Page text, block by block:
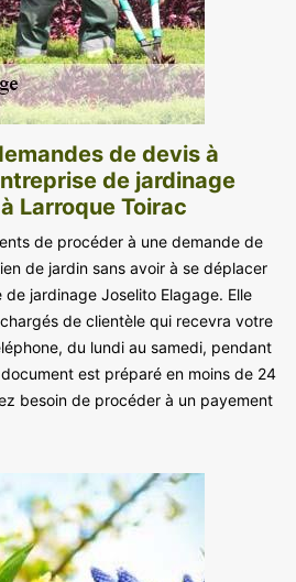
de devis à
de jardinage
Larroque Toirac
de procéder à une demande de
de jardin sans avoir à se déplacer
de jardinage Joselito Elagage. Elle
de clientèle qui recevra votre
du lundi au samedi, pendant
est préparé en moins de 24
besoin de procéder à un payement